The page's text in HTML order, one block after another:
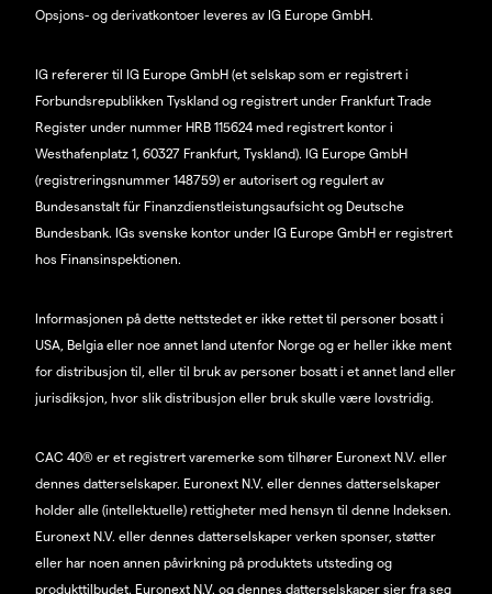
Opsjons- og derivatkontoer leveres av IG Europe GmbH.
IG refererer til IG Europe GmbH (et selskap som er registrert i
Forbundsrepublikken Tyskland og registrert under Frankfurt Trade
Register under nummer HRB 115624 med registrert kontor i
Westhafenplatz 1, 60327 Frankfurt, Tyskland). IG Europe GmbH
(registreringsnummer 148759) er autorisert og regulert av
Bundesanstalt für Finanzdienstleistungsaufsicht og Deutsche
Bundesbank. IGs svenske kontor under IG Europe GmbH er registrert
hos Finansinspektionen.
Informasjonen på dette nettstedet er ikke rettet til personer bosatt i
USA, Belgia eller noe annet land utenfor Norge og er heller ikke ment
for distribusjon til, eller til bruk av personer bosatt i et annet land eller
jurisdiksjon, hvor slik distribusjon eller bruk skulle være lovstridig.
CAC 40® er et registrert varemerke som tilhører Euronext N.V. eller
dennes datterselskaper. Euronext N.V. eller dennes datterselskaper
holder alle (intellektuelle) rettigheter med hensyn til denne Indeksen.
Euronext N.V. eller dennes datterselskaper verken sponser, støtter
eller har noen annen påvirkning på produktets utsteding og
produkttilbudet. Euronext N.V. og dennes datterselskaper sier fra seg